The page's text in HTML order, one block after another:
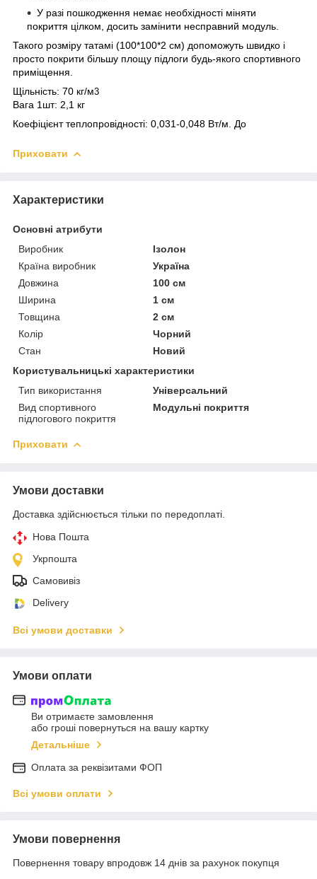
У разі пошкодження немає необхідності міняти
покриття цілком, досить замінити несправний модуль.
Такого розміру татамі (100*100*2 см) допоможуть швидко і
просто покрити більшу площу підлоги будь-якого спортивного
приміщення.
Щільність: 70 кг/м3
Вага 1шт: 2,1 кг
Коефіцієнт теплопровідності: 0,031-0,048 Вт/м. До
Приховати
Характеристики
Основні атрибути
Виробник
Ізолон
Країна виробник
Україна
Довжина
100 см
Ширина
1 см
Товщина
2 см
Колір
Чорний
Стан
Новий
Користувальницькі характеристики
Тип використання
Універсальний
Вид спортивного
підлогового покриття
Модульні покриття
Приховати
Умови доставки
Доставка здійснюється тільки по передоплаті.
Нова Пошта
Укрпошта
Самовивіз
Delivery
Всі умови доставки
Умови оплати
Ви отримаєте замовлення
або гроші повернуться на вашу картку
Детальніше
Оплата за реквізитами ФОП
Всі умови оплати
Умови повернення
Повернення товару впродовж 14 днів за рахунок покупця